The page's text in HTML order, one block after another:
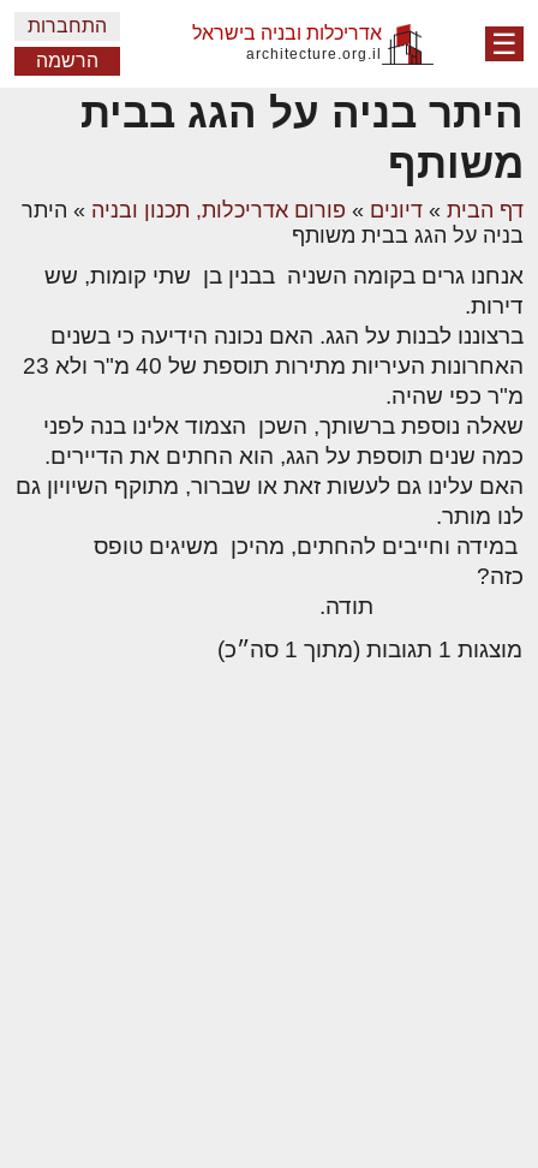
☰ אדריכלות ובניה בישראל
architecture.org.il
התחברות
הרשמה
היתר בניה על הגג בבית
משותף
דף הבית » דיונים » פורום אדריכלות, תכנון ובניה » היתר
בניה על הגג בבית משותף
אנחנו גרים בקומה השניה בבנין בן שתי קומות, שש
דירות.
ברצוננו לבנות על הגג. האם נכונה הידיעה כי בשנים
האחרונות העיריות מתירות תוספת של 40 מ"ר ולא 23
מ"ר כפי שהיה.
שאלה נוספת ברשותך, השכן הצמוד אלינו בנה לפני
כמה שנים תוספת על הגג, הוא החתים את הדיירים.
האם עלינו גם לעשות זאת או שברור, מתוקף השיויון גם
לנו מותר.
במידה וחייבים להחתים, מהיכן משיגים טופס
כזה?
תודה.
מוצגות 1 תגובות (מתוך 1 סה״כ)